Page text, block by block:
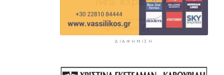
ΔΙΑΦΉΜΙΣΗ